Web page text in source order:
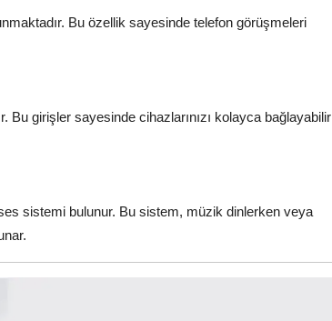
Bu özellik sayesinde telefon görüşmeleri
Bu girişler sayesinde cihazlarınızı kolayca bağlayabilir
sistemi bulunur. Bu sistem, müzik dinlerken veya